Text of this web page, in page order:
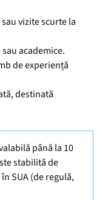
vizite scurte la
academice.
de experiență
destinată
până la 10
stabilită de
SUA (de regulă,